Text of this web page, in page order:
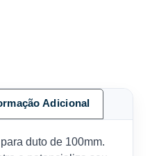
Adicional
duto de 100mm.